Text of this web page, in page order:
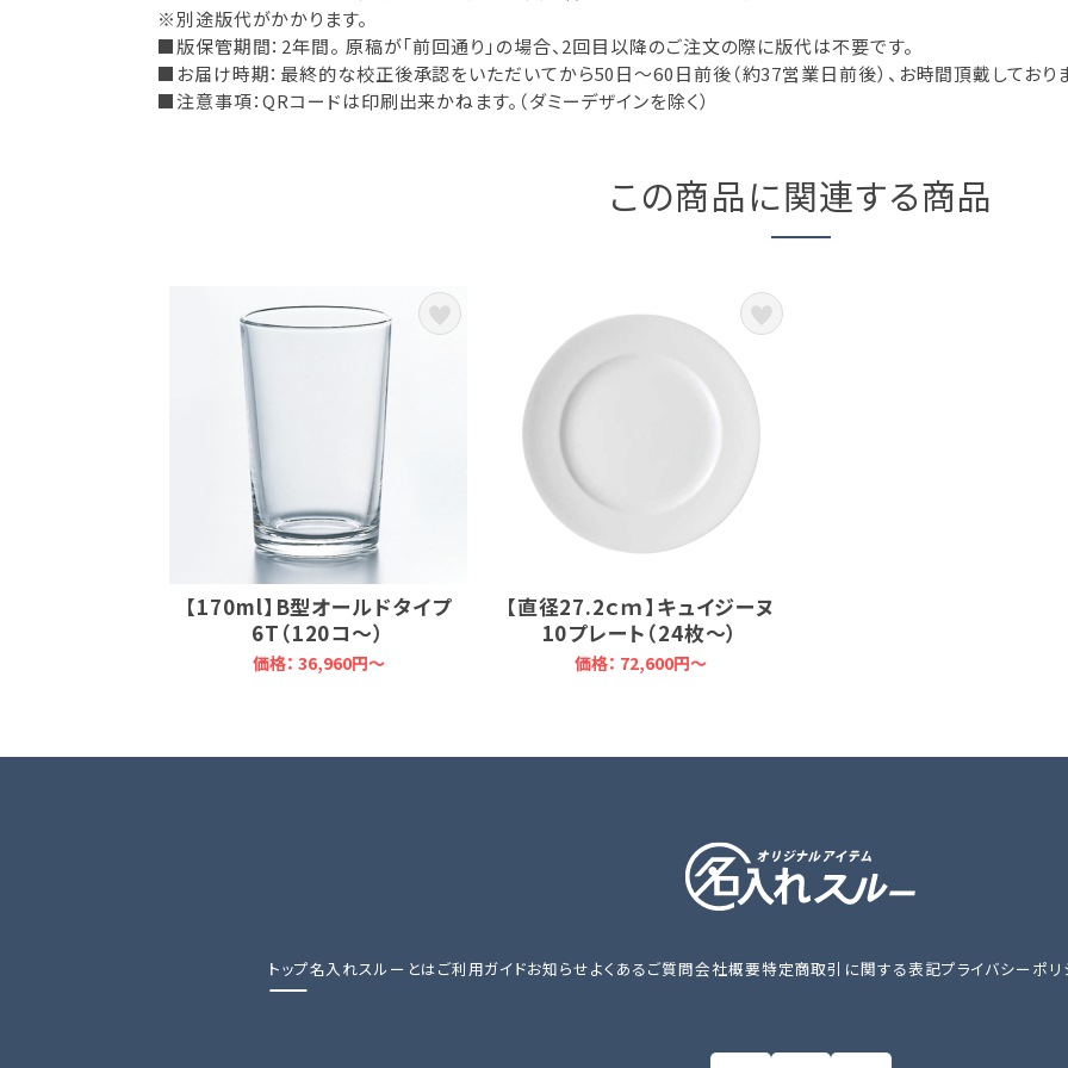
※別途版代がかかります。
■版保管期間：2年間。 原稿が「前回通り」の場合、2回目以降のご注文の際に版代は不要です。
■お届け時期：最終的な校正後承認をいただいてから50日～60日前後（約37営業日前後）、お時間頂戴しており
■注意事項：QRコードは印刷出来かねます。（ダミーデザインを除く）
この商品に関連する商品
【170ml】B型オールドタイプ
6T（120コ～）
価格： 36,960円～
【直径27.2ｃｍ】キュイジーヌ
10プレート（24枚～）
価格： 72,600円～
トップ名入れスルーとはご利用ガイドお知らせよくあるご質問会社概要特定商取引に関する表記プライバシーポ